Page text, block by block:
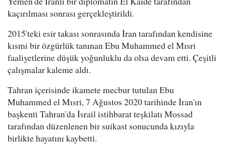
kaçırılması sonrası gerçekleştirildi.
2015'teki esir takası sonrasında İran tarafından kendisine
kısmi bir özgürlük tanınan Ebu Muhammed el Mısri
faaliyetlerine düşük yoğunluklu da olsa devam etti. Çeşitli
çalışmalar kaleme aldı.
Tahran içerisinde ikamete mecbur tutulan Ebu
Muhammed el Mısri, 7 Ağustos 2020 tarihinde İran'ın
başkenti Tahran'da İsrail istihbarat teşkilatı Mossad
tarafından düzenlenen bir suikast sonucunda kızıyla
birlikte hayatını kaybetti.